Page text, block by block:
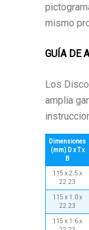
mismo
GUÍA DE
Los
amplia
Dimensiones
(mm) D x T x
B
115 x 2.5 x
22.23
115 x 1.0 x
22.23
115 x 1.6 x